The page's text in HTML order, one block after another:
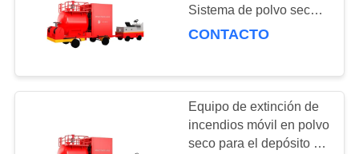
NOTICIAS
Sistemas de
bombas de fuego
6
Sistema de polvo seco
fijo
CONTACTO
Equipo de extinción de
incendios móvil en polvo
seco para el depósito de